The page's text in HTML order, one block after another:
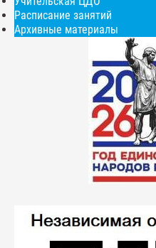
Расписание занятий
Архивные материалы